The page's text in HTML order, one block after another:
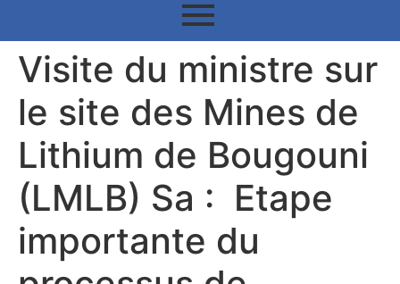
Visite du ministre sur
le site des Mines de
Lithium de Bougouni
(LMLB) Sa : Etape
importante du